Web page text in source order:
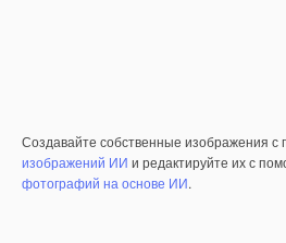
Создавайте собственные изображения
изображений ИИ и редактируйте их с
фотографий на основе ИИ.